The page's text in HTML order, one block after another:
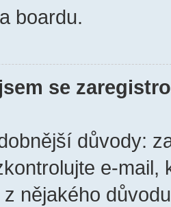
boardu.
se
důvody:
e-
nějakého